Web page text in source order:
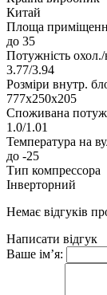
Китай
Площа
до 35
Потужність
3.77/3.94
Розміри внутр.
777х250х205
Споживана
1.0/1.01
Температура на
до -25
Тип компрессора
Інверторний
Немає відгуків
Написати відгук
Ваше ім’я: